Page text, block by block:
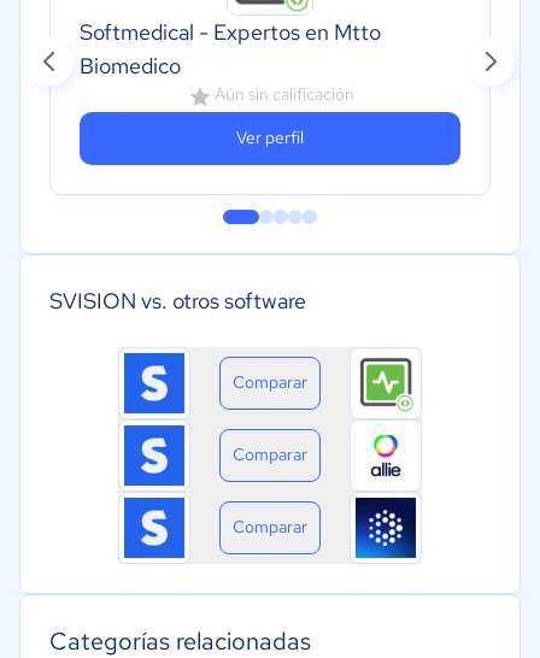
Softmedical - Expertos en Mtto
Biomedico
Aún sin calificación
Ver perfil
SVISION vs. otros software
Comparar
Comparar
Comparar
Categorías relacionadas